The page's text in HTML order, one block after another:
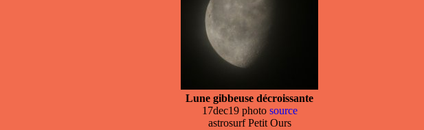
Lune gibbeuse décroissante
17dec19 photo source
astrosurf Petit Ours